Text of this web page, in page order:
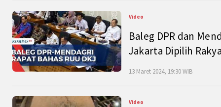
Video
Baleg DPR dan
Jakarta Dipilih
13 Maret 2024, 19:30 WIB
Video